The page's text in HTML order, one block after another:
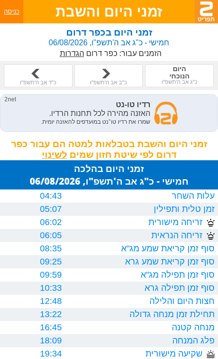
זמני היום והשבת כניסה
זמני היום בכפר דרום
חמישי - כ"ג אב ה'תשפ"ו, 06/08/2026
הזמנים עבור:כפר דרום הגדרות
היום
הנוכחי
כ"ג אב ה'תשפ"ו כ"ב אב ה'תשפ"ו כ"ד אב ה'תשפ"ו
זמני היום והשבת בטבלאות למטה הם עבור כפר
דרום לפי שיטת חזון שמים
זמני היום בהלכה
חמישי - כ"ג אב ה'תשפ"ו, 06/08/2026
עלות השחר
04:43
זמן טלית ותפילין
05:07
זריחה מישורית
06:02
זריחה הנראית
06:05
סוף זמן קריאת שמע מג"א
08:35
סוף זמן קריאת שמע גרא
09:25
סוף זמן תפילה מג"א
09:59
סוף זמן תפילה גרא
10:33
חצות היום והלילה
12:48
תחילת זמן מנחה גדולה
13:22
מנחה קטנה
16:45
פלג המנחה
18:09
שקיעה מישורית
19:34